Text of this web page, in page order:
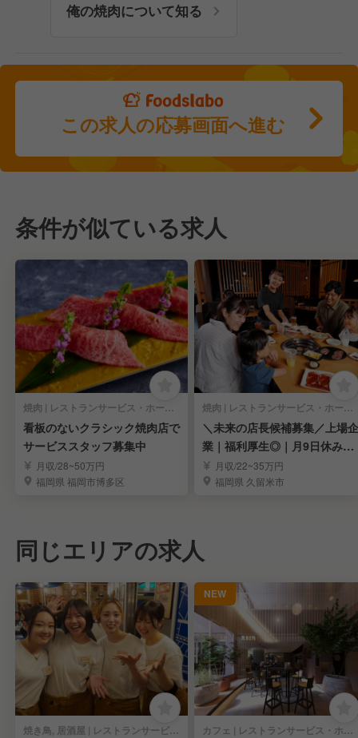
俺の焼肉について知る
この求人の応募画面へ進む
条件が似ている求人
焼肉 | レストランサービス・ホールスタッフ
看板のないクラシック焼肉店で
サービススタッフ募集中
月収/28~50万円
福岡県 福岡市博多区
焼肉 | レストランサービス・ホールスタッフ
＼未来の店長候補募集／上場企
業｜福利厚生◎｜月9日休み｜
７連休制度あります
月収/22~35万円
福岡県 久留米市
同じエリアの求人
焼き鳥, 居酒屋 | レストランサービス・ホールスタッフ
NEW
カフェ | レストランサービス・ホールスタッフ